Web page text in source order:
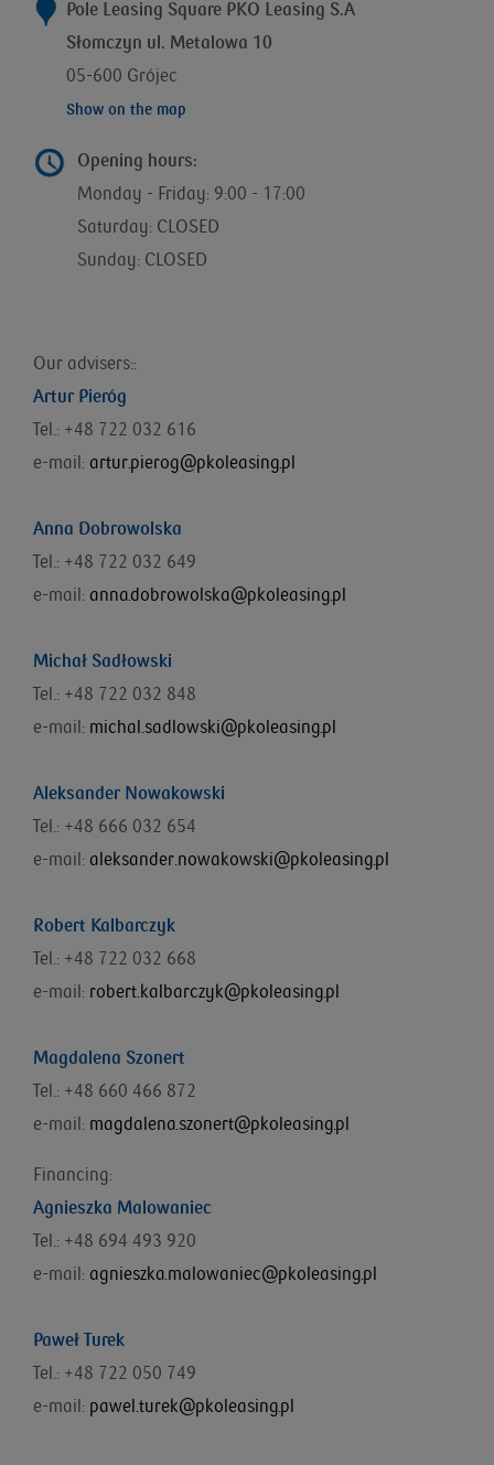
Pole Leasing Square PKO Leasing S.A
Słomczyn ul. Metalowa 10
05-600 Grójec
Show on the map
Opening hours:
Monday - Friday: 9:00 - 17:00
Saturday: CLOSED
Sunday: CLOSED
Our advisers::
Artur Pieróg
Tel.: +48 722 032 616
e-mail: artur.pierog@pkoleasing.pl
Anna Dobrowolska
Tel.: +48 722 032 649
e-mail: anna.dobrowolska@pkoleasing.pl
Michał Sadłowski
Tel.: +48 722 032 848
e-mail: michal.sadlowski@pkoleasing.pl
Aleksander Nowakowski
Tel.: +48 666 032 654
e-mail: aleksander.nowakowski@pkoleasing.pl
Robert Kalbarczyk
Tel.: +48 722 032 668
e-mail: robert.kalbarczyk@pkoleasing.pl
Magdalena Szonert
Tel.: +48 660 466 872
e-mail: magdalena.szonert@pkoleasing.pl
Financing:
Agnieszka Malowaniec
Tel.: +48 694 493 920
e-mail: agnieszka.malowaniec@pkoleasing.pl
Paweł Turek
Tel.: +48 722 050 749
e-mail: pawel.turek@pkoleasing.pl